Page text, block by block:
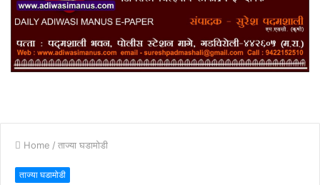
Home / ताज्या घडामोडी
ताज्या घडामोडी